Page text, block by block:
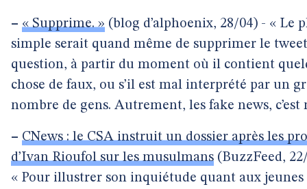
– « Supprime. » (blog d’alphoenix, 28/04) - « Le
simple serait quand même de supprimer le
question, à partir du moment où il contient
chose de faux, ou s’il est mal interprété par un
nombre de gens. Autrement, les fake news, c’est
– CNews : le CSA instruit un dossier après les
d’Ivan Rioufol sur les musulmans (BuzzFeed,
« Pour illustrer son inquiétude quant aux jeunes